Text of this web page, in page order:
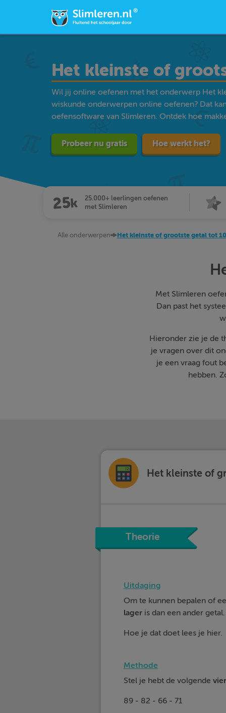
Het kleinste of
Wil jij online oefenen met het onderwerp Het
wiskunde onderwerpen online oefenen? Dat
oefensoftware van Slimleren. Ontdek hoe
Probeer nu gratis Hoe werkt het?
25.000+ leerlingen oefenen
met Slimleren
Alle onderwerpen Het kleinste of grootste getal tot
Met Slimleren
Dan past het
Hieronder zie je de
je vragen over dit
je een vraag fout
hebben.
Het kleinste of
Theorie
Uitdaging
Om te kunnen bepalen of
lageris dan een ander getal.
Hoe je dat doet lees je hier.
Methode
Stel je hebt de volgende
89 - 82 - 66 - 71